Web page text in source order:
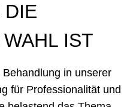
DIE
IST
in unserer
für Professionalität und